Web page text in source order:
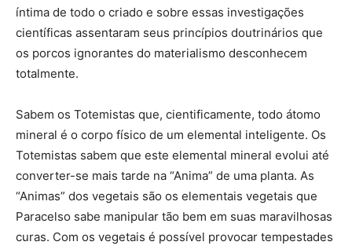
íntima de todo o criado e sobre essas investigações
científicas assentaram seus princípios doutrinários que
os porcos ignorantes do materialismo desconhecem
totalmente.
Sabem os Totemistas que, cientificamente, todo átomo
mineral é o corpo físico de um elemental inteligente. Os
Totemistas sabem que este elemental mineral evolui até
converter-se mais tarde na “Anima” de uma planta. As
“Animas” dos vegetais são os elementais vegetais que
Paracelso sabe manipular tão bem em suas maravilhosas
curas. Com os vegetais é possível provocar tempestades